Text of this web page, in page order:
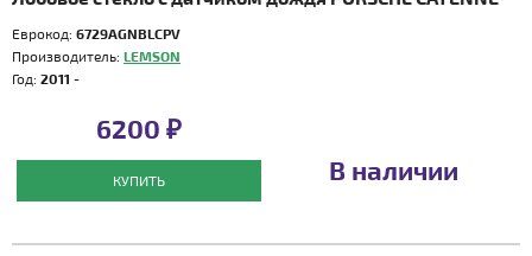
Еврокод: 6729AGNBLCPV
Производитель: LEMSON
Год: 2011 -
6200 ₽
КУПИТЬ В наличии